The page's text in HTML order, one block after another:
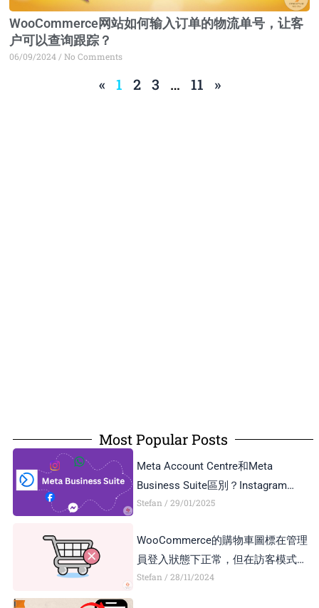
WooCommerce网站如何输入订单的物流单号，让客
户可以查询跟踪？
06/09/2024 No Comments
« 1 2 3 … 11 »
Most Popular Posts
Meta Account Centre和Meta
Business Suite區別？Instagram
Business Account和Creator Account
Stefan 29/01/2025
WooCommerce的購物車圖標在管理
員登入狀態下正常，但在訪客模式下
顯示異常，如何解決？
Stefan 28/11/2024